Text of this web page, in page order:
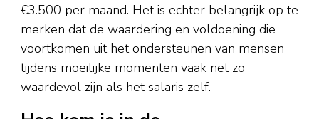
€3.500 per maand. Het is echter belangrijk op te
merken dat de waardering en voldoening die
voortkomen uit het ondersteunen van mensen
tijdens moeilijke momenten vaak net zo
waardevol zijn als het salaris zelf.